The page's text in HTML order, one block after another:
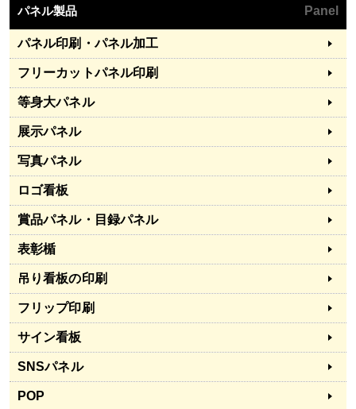
パネル製品 Panel
パネル印刷・パネル加工
フリーカットパネル印刷
等身大パネル
展示パネル
写真パネル
ロゴ看板
賞品パネル・目録パネル
表彰楯
吊り看板の印刷
フリップ印刷
サイン看板
SNSパネル
POP